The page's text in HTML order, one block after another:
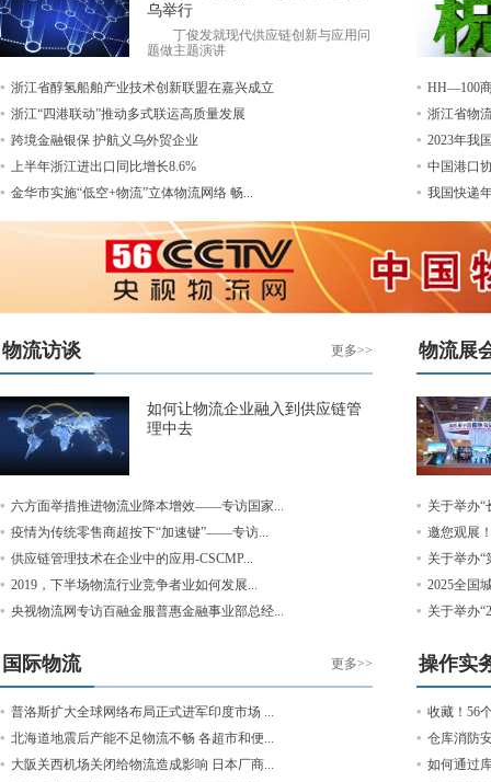
乌举行
丁俊发就现代供应链创新与应用问
题做主题演讲
浙江省醇氢船舶产业技术创新联盟在嘉兴成立
浙江“四港联动”推动多式联运高质量发展
跨境金融银保 护航义乌外贸企业
上半年浙江进出口同比增长8.6%
金华市实施“低空+物流”立体物流网络 畅...
HH—100
浙江省物
2023年我
中国港口
我国快递
物流访谈 更多>>
如何让物流企业融入到供应链管
理中去
六方面举措推进物流业降本增效——专访国家...
疫情为传统零售商超按下“加速键”——专访...
供应链管理技术在企业中的应用-CSCMP...
2019，下半场物流行业竞争者业如何发展...
央视物流网专访百融金服普惠金融事业部总经...
物流展
关于举办“
邀您观展
关于举办“
2025全国
关于举办
国际物流 更多>>
普洛斯扩大全球网络布局正式进军印度市场 ...
北海道地震后产能不足物流不畅 各超市和便...
大阪关西机场关闭给物流造成影响 日本厂商...
操作实
收藏！56
仓库消防
如何通过